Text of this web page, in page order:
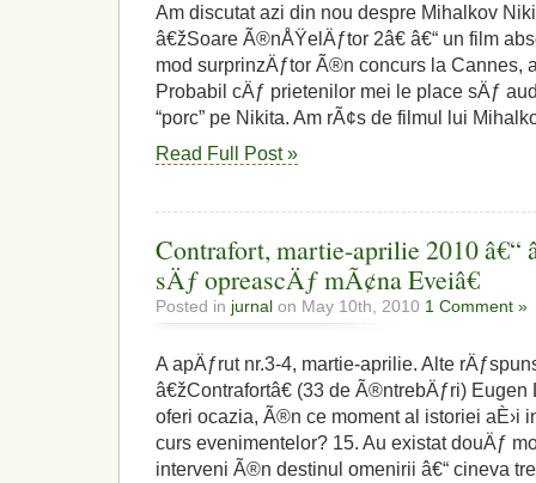
Am discutat azi din nou despre Mihalkov
â€žSoare Ã®nÅŸelÄƒtor 2â€ â€“ un film
mod surprinzÄƒtor Ã®n concurs la Cannes,
Probabil cÄƒ prietenilor mei le place sÄƒ
“porc” pe Nikita. Am rÃ¢s de filmul lui
Read Full Post »
Contrafort, martie-aprilie 2010 â€“
sÄƒ opreascÄƒ mÃ¢na Eveiâ€
Posted in jurnal on May 10th, 2010 1 Comment »
A apÄƒrut nr.3-4, martie-aprilie. Alte
â€žContrafortâ€ (33 de Ã®ntrebÄƒri)
oferi ocazia, Ã®n ce moment al istoriei aÈ›i
curs evenimentelor? 15. Au existat douÄƒ
interveni Ã®n destinul omenirii â€“ cineva